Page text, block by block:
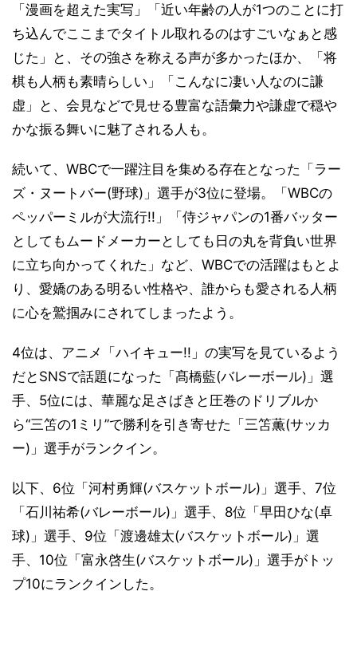
「漫画を超えた実写」「近い年齢の人が1つのことに打
ち込んでここまでタイトル取れるのはすごいなぁと感
じた」と、その強さを称える声が多かったほか、「将
棋も人柄も素晴らしい」「こんなに凄い人なのに謙
虚」と、会見などで見せる豊富な語彙力や謙虚で穏や
かな振る舞いに魅了される人も。
続いて、WBCで一躍注目を集める存在となった「ラー
ズ・ヌートバー(野球)」選手が3位に登場。「WBCの
ペッパーミルが大流行!!」「侍ジャパンの1番バッター
としてもムードメーカーとしても日の丸を背負い世界
に立ち向かってくれた」など、WBCでの活躍はもとよ
り、愛嬌のある明るい性格や、誰からも愛される人柄
に心を鷲掴みにされてしまったよう。
4位は、アニメ「ハイキュー!!」の実写を見ているよう
だとSNSで話題になった「髙橋藍(バレーボール)」選
手、5位には、華麗な足さばきと圧巻のドリブルか
ら“三笘の1ミリ”で勝利を引き寄せた「三笘薫(サッカ
ー)」選手がランクイン。
以下、6位「河村勇輝(バスケットボール)」選手、7位
「石川祐希(バレーボール)」選手、8位「早田ひな(卓
球)」選手、9位「渡邊雄太(バスケットボール)」選
手、10位「富永啓生(バスケットボール)」選手がトッ
プ10にランクインした。